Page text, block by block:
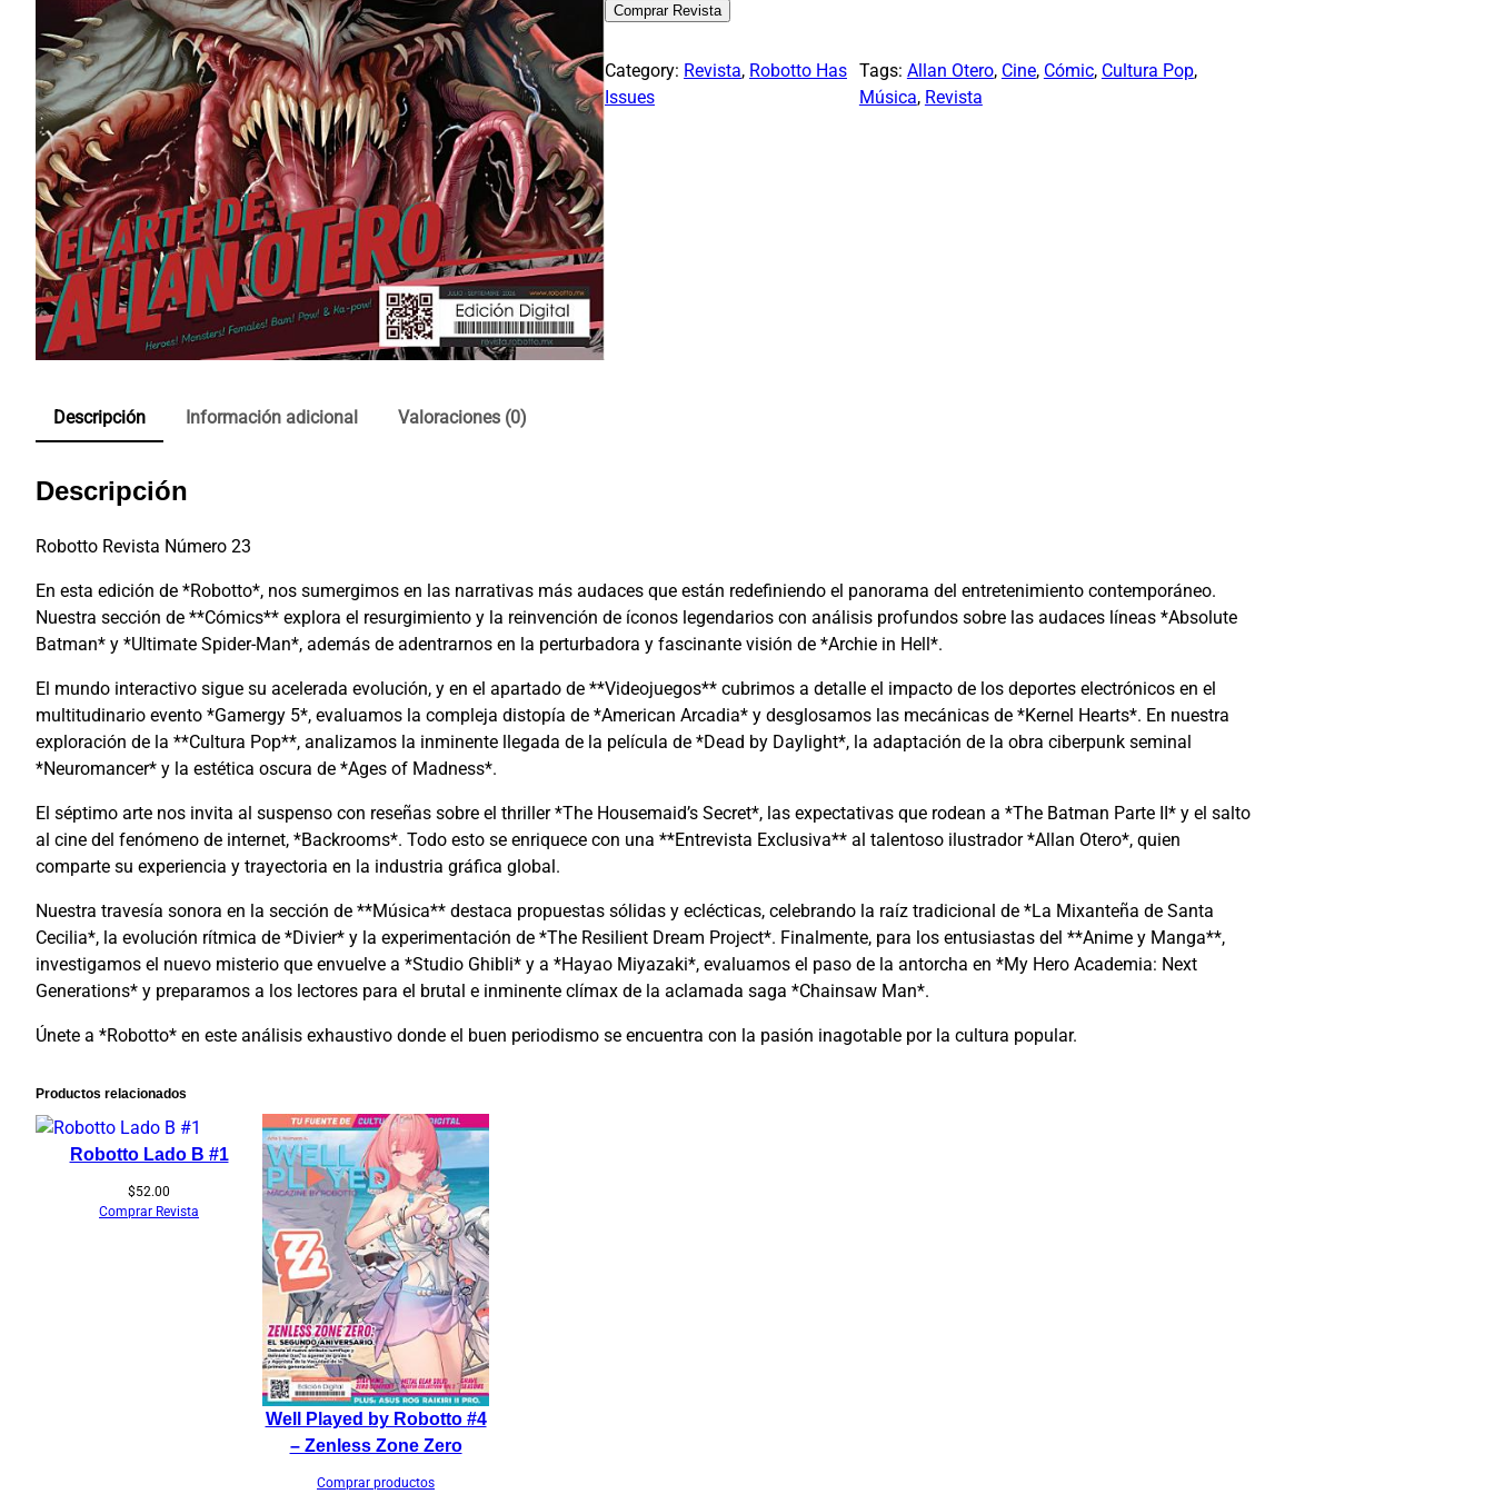
Comprar Revista
Category: Revista, Robotto Has
Issues
Tags: Allan Otero, Cine, Cómic, Cultura Pop,
Música, Revista
Descripción Información adicional Valoraciones (0)
Descripción
Robotto Revista Número 23
En esta edición de *Robotto*, nos sumergimos en las narrativas más audaces que están redefiniendo el panorama del entretenimiento contemporáneo.
Nuestra sección de **Cómics** explora el resurgimiento y la reinvención de íconos legendarios con análisis profundos sobre las audaces líneas *Absolute
Batman* y *Ultimate Spider-Man*, además de adentrarnos en la perturbadora y fascinante visión de *Archie in Hell*.
El mundo interactivo sigue su acelerada evolución, y en el apartado de **Videojuegos** cubrimos a detalle el impacto de los deportes electrónicos en el
multitudinario evento *Gamergy 5*, evaluamos la compleja distopía de *American Arcadia* y desglosamos las mecánicas de *Kernel Hearts*. En nuestra
exploración de la **Cultura Pop**, analizamos la inminente llegada de la película de *Dead by Daylight*, la adaptación de la obra ciberpunk seminal
*Neuromancer* y la estética oscura de *Ages of Madness*.
El séptimo arte nos invita al suspenso con reseñas sobre el thriller *The Housemaid’s Secret*, las expectativas que rodean a *The Batman Parte II* y el salto
al cine del fenómeno de internet, *Backrooms*. Todo esto se enriquece con una **Entrevista Exclusiva** al talentoso ilustrador *Allan Otero*, quien
comparte su experiencia y trayectoria en la industria gráfica global.
Nuestra travesía sonora en la sección de **Música** destaca propuestas sólidas y eclécticas, celebrando la raíz tradicional de *La Mixanteña de Santa
Cecilia*, la evolución rítmica de *Divier* y la experimentación de *The Resilient Dream Project*. Finalmente, para los entusiastas del **Anime y Manga**,
investigamos el nuevo misterio que envuelve a *Studio Ghibli* y a *Hayao Miyazaki*, evaluamos el paso de la antorcha en *My Hero Academia: Next
Generations* y preparamos a los lectores para el brutal e inminente clímax de la aclamada saga *Chainsaw Man*.
Únete a *Robotto* en este análisis exhaustivo donde el buen periodismo se encuentra con la pasión inagotable por la cultura popular.
Productos relacionados
Robotto Lado B #1
$52.00
Comprar Revista
Well Played by Robotto #4
– Zenless Zone Zero
Comprar productos